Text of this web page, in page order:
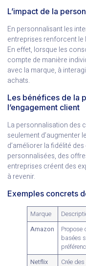
L’impact de la
En personnalisant les
entreprises renforcent le
En effet, lorsque les
compte de manière
avec la marque, à
achats.
Les bénéfices de la
l’engagement client
La personnalisation des
seulement d’augmenter
d’améliorer la fidélité
personnalisées, des
entreprises créent des
à revenir.
Exemples concrets
Marque
Amazon
Propose
basées
Netflix
Crée